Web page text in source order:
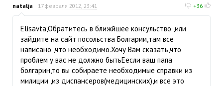
natalja 17 февраля 2012, 23:41 +36
Elisavta,Обратитесь в ближйшее консульство ,или
зайдите на сайт посольства Болгарии,там все
написано ,что необходимо.Хочу Вам сказать,что
проблем у вас не должно бытьЕесли ваш папа
болгарин,то вы собираете необходимые справки из
милиции ,из диспансеров(медицинских),и все это